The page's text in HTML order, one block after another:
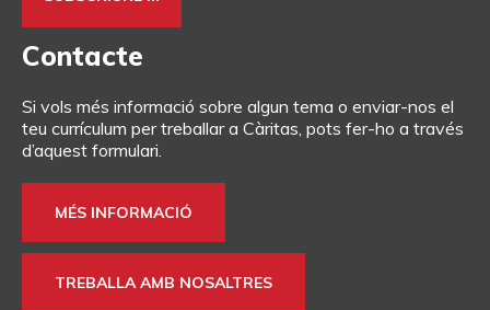
Contacte
Si vols més informació sobre algun tema o enviar-nos el
teu currículum per treballar a Càritas, pots fer-ho a través
d’aquest formulari.
MÉS INFORMACIÓ
TREBALLA AMB NOSALTRES